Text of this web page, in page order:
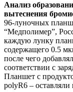
Анализ
вытеснения
96-луночных
“Медполимер”,
каждую лунку
содержащего 0.5
после чего
соответствии с
Планшет с
polyR6 ‒